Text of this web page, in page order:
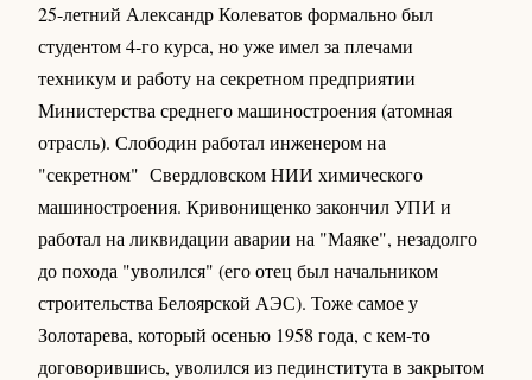
25-летний Александр Колеватов формально был
студентом 4-го курса, но уже имел за плечами
техникум и работу на секретном предприятии
Министерства среднего машиностроения (атомная
отрасль). Слободин работал инженером на
"секретном" Свердловском НИИ химического
машиностроения. Кривонищенко закончил УПИ и
работал на ликвидации аварии на "Маяке", незадолго
до похода "уволился" (его отец был начальником
строительства Белоярской АЭС). Тоже самое у
Золотарева, который осенью 1958 года, с кем-то
договорившись, уволился из пединститута в закрытом